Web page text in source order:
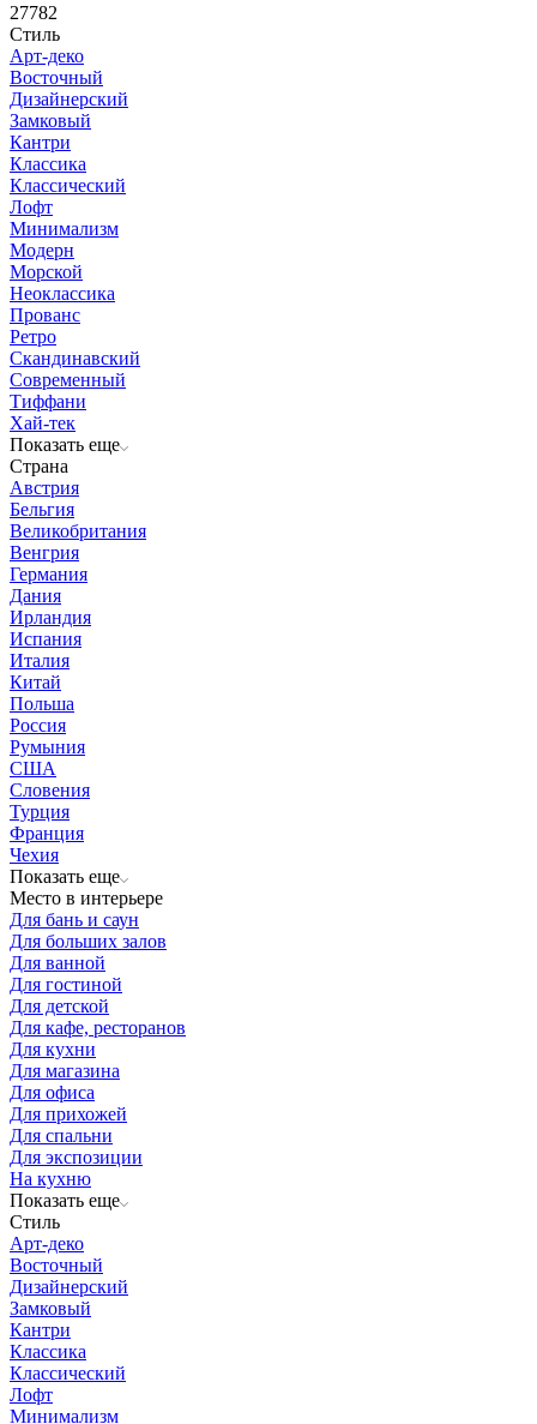
27782
Стиль
Арт-деко
Восточный
Дизайнерский
Замковый
Кантри
Классика
Классический
Лофт
Минимализм
Модерн
Морской
Неоклассика
Прованс
Ретро
Скандинавский
Современный
Тиффани
Хай-тек
Показать еще
Страна
Австрия
Бельгия
Великобритания
Венгрия
Германия
Дания
Ирландия
Испания
Италия
Китай
Польша
Россия
Румыния
США
Словения
Турция
Франция
Чехия
Показать еще
Место в интерьере
Для бань и саун
Для больших залов
Для ванной
Для гостиной
Для детской
Для кафе, ресторанов
Для кухни
Для магазина
Для офиса
Для прихожей
Для спальни
Для экспозиции
На кухню
Показать еще
Стиль
Арт-деко
Восточный
Дизайнерский
Замковый
Кантри
Классика
Классический
Лофт
Минимализм